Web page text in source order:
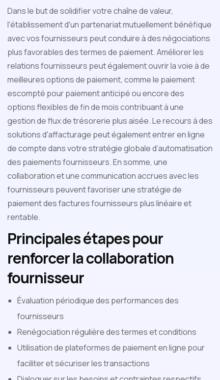
Dans le but de solidifier votre chaîne de valeur,
l'établissement d'un partenariat mutuellement bénéfique
avec vos fournisseurs peut conduire à des négociations
plus favorables des termes de paiement. Améliorer les
relations fournisseurs peut également ouvrir la voie à de
meilleures options de paiement, comme le paiement
escompté pour paiement anticipé ou encore des
options flexibles de fin de mois contribuant à une
gestion de flux de trésorerie plus aisée. Le recours à des
solutions d'affacturage peut également entrer en ligne
de compte dans votre stratégie globale d’automatisation
des paiements fournisseurs. En somme, une
collaboration et une communication accrues avec les
fournisseurs peuvent favoriser une stratégie de
paiement des factures fournisseurs plus linéaire et
rentable.
Principales étapes pour
renforcer la collaboration
fournisseur
Évaluation périodique des performances des
fournisseurs
Renégociation régulière des termes et conditions
Utilisation de plateformes de paiement en ligne pour
faciliter et sécuriser les transactions